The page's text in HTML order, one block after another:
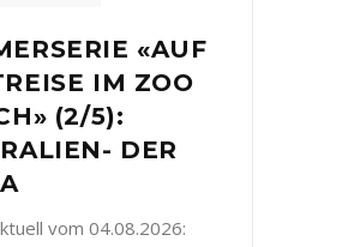
«AUF
IM ZOO
(2/5):
DER
vom 04.08.2026: